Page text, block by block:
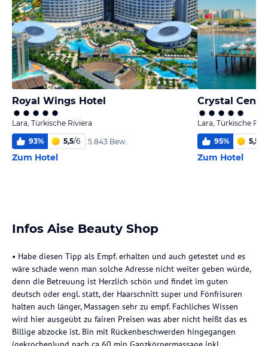
Royal Wings Hotel
Lara, Türkische Riviera
93% 5,5/6 5.843 Bew.
Zum Hotel
Crystal
Lara, Türkische
95% 5,5
Zum Hotel
Infos Aise Beauty Shop
• Habe diesen Tipp als Empf. erhalten und auch getestet und es
wäre schade wenn man solche Adresse nicht weiter geben würde,
denn die Betreuung ist Herzlich schön und findet im guten
deutsch oder engl. statt, der Haarschnitt super und Fönfrisuren
halten auch länger, Massagen sehr zu empf. Fachliches Wissen
wird hier ausgeübt zu fairen Preisen was aber nicht heißt das es
Billige abzocke ist. Bin mit Rückenbeschwerden hingegangen